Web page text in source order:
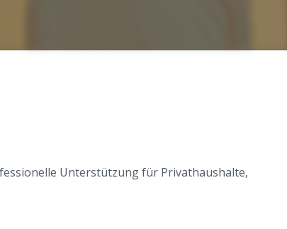
Unterstützung für Privathaushalte,